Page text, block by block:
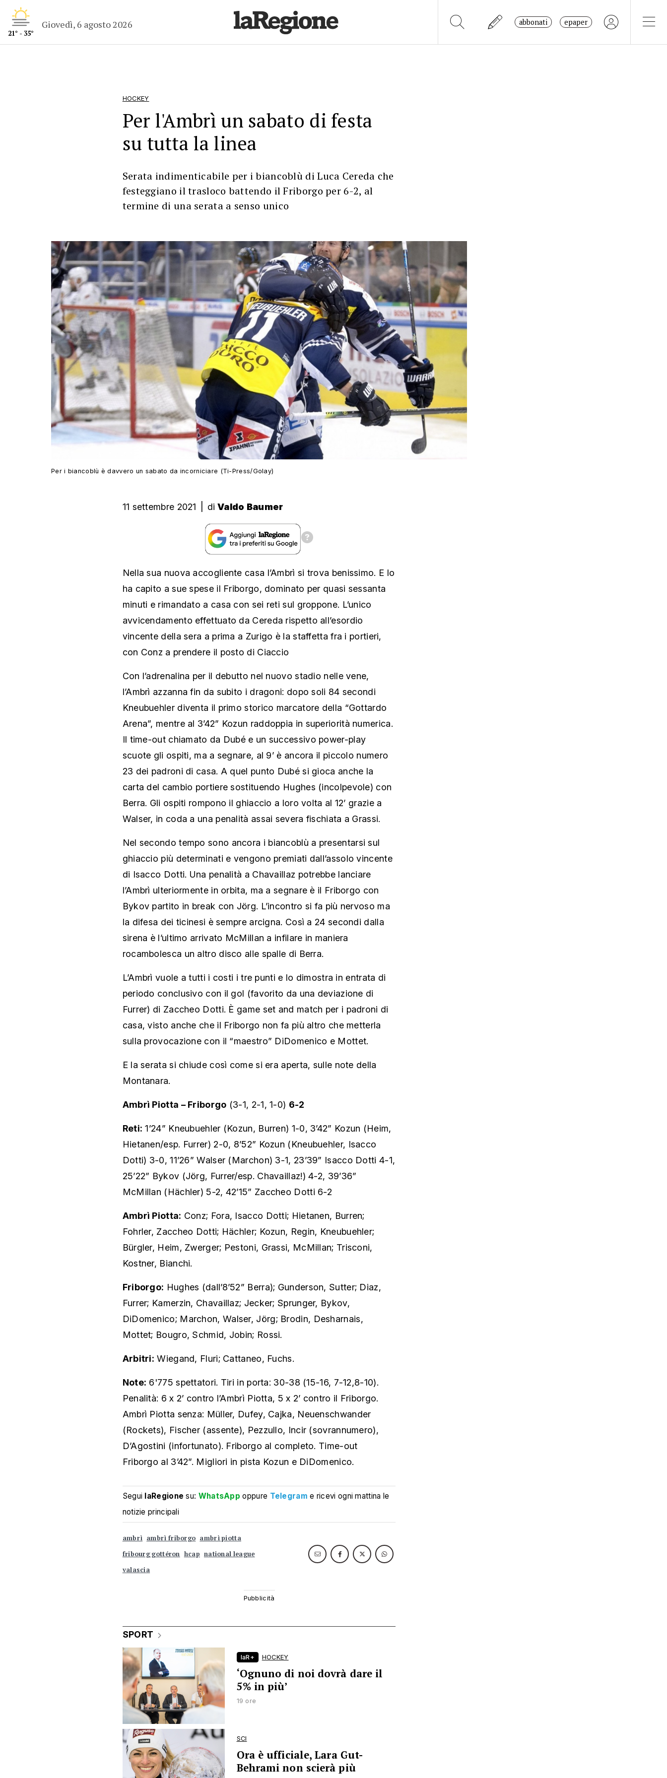
21° - 35°
Giovedì, 6 agosto 2026 abbonati epaper
HOCKEY
Per l'Ambrì un sabato di festa
su tutta la linea
Serata indimenticabile per i biancoblù di Luca Cereda che
festeggiano il trasloco battendo il Friborgo per 6-2, al
termine di una serata a senso unico
Per i biancoblù è davvero un sabato da incorniciare (Ti-Press/Golay)
11 settembre 2021 di Valdo Baumer
Nella sua nuova accogliente casa l’Ambrì si trova benissimo. E lo
ha capito a sue spese il Friborgo, dominato per quasi sessanta
minuti e rimandato a casa con sei reti sul groppone. L’unico
avvicendamento effettuato da Cereda rispetto all’esordio
vincente della sera a prima a Zurigo è la staffetta fra i portieri,
con Conz a prendere il posto di Ciaccio
Con l’adrenalina per il debutto nel nuovo stadio nelle vene,
l’Ambrì azzanna fin da subito i dragoni: dopo soli 84 secondi
Kneubuehler diventa il primo storico marcatore della “Gottardo
Arena”, mentre al 3’42” Kozun raddoppia in superiorità numerica.
Il time-out chiamato da Dubé e un successivo power-play
scuote gli ospiti, ma a segnare, al 9’ è ancora il piccolo numero
23 dei padroni di casa. A quel punto Dubé si gioca anche la
carta del cambio portiere sostituendo Hughes (incolpevole) con
Berra. Gli ospiti rompono il ghiaccio a loro volta al 12’ grazie a
Walser, in coda a una penalità assai severa fischiata a Grassi.
Nel secondo tempo sono ancora i biancoblù a presentarsi sul
ghiaccio più determinati e vengono premiati dall’assolo vincente
di Isacco Dotti. Una penalità a Chavaillaz potrebbe lanciare
l’Ambrì ulteriormente in orbita, ma a segnare è il Friborgo con
Bykov partito in break con Jörg. L’incontro si fa più nervoso ma
la difesa dei ticinesi è sempre arcigna. Così a 24 secondi dalla
sirena è l’ultimo arrivato McMillan a infilare in maniera
rocambolesca un altro disco alle spalle di Berra.
L’Ambrì vuole a tutti i costi i tre punti e lo dimostra in entrata di
periodo conclusivo con il gol (favorito da una deviazione di
Furrer) di Zaccheo Dotti. È game set and match per i padroni di
casa, visto anche che il Friborgo non fa più altro che metterla
sulla provocazione con il “maestro” DiDomenico e Mottet.
E la serata si chiude così come si era aperta, sulle note della
Montanara.
Ambrì Piotta – Friborgo (3-1, 2-1, 1-0) 6-2
Reti: 1’24” Kneubuehler (Kozun, Burren) 1-0, 3’42” Kozun (Heim,
Hietanen/esp. Furrer) 2-0, 8’52” Kozun (Kneubuehler, Isacco
Dotti) 3-0, 11’26” Walser (Marchon) 3-1, 23’39” Isacco Dotti 4-1,
25’22” Bykov (Jörg, Furrer/esp. Chavaillaz!) 4-2, 39’36”
McMillan (Hächler) 5-2, 42’15” Zaccheo Dotti 6-2
Ambrì Piotta: Conz; Fora, Isacco Dotti; Hietanen, Burren;
Fohrler, Zaccheo Dotti; Hächler; Kozun, Regin, Kneubuehler;
Bürgler, Heim, Zwerger; Pestoni, Grassi, McMillan; Trisconi,
Kostner, Bianchi.
Friborgo: Hughes (dall’8’52” Berra); Gunderson, Sutter; Diaz,
Furrer; Kamerzin, Chavaillaz; Jecker; Sprunger, Bykov,
DiDomenico; Marchon, Walser, Jörg; Brodin, Desharnais,
Mottet; Bougro, Schmid, Jobin; Rossi.
Arbitri: Wiegand, Fluri; Cattaneo, Fuchs.
Note: 6'775 spettatori. Tiri in porta: 30-38 (15-16, 7-12,8-10).
Penalità: 6 x 2’ contro l’Ambrì Piotta, 5 x 2’ contro il Friborgo.
Ambrì Piotta senza: Müller, Dufey, Cajka, Neuenschwander
(Rockets), Fischer (assente), Pezzullo, Incir (sovrannumero),
D’Agostini (infortunato). Friborgo al completo. Time-out
Friborgo al 3’42”. Migliori in pista Kozun e DiDomenico.
Segui laRegione su: WhatsApp oppure Telegram e ricevi ogni mattina le
notizie principali
ambrì ambrì friborgo ambrì piotta
fribourg gottéron hcap national league
valascia
SPORT
laR+ HOCKEY
‘Ognuno di noi dovrà dare il
5% in più’
19 ore
SCI
Ora è ufficiale, Lara Gut-
Behrami non scierà più